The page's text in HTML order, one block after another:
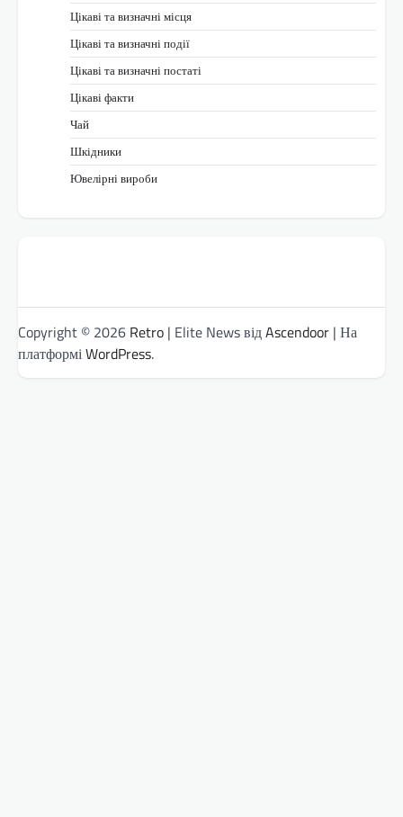
Цікаві та визначні місця
Цікаві та визначні події
Цікаві та визначні постаті
Цікаві факти
Чай
Шкідники
Ювелірні вироби
Copyright © 2026 Retro | Elite News відAscendoor | На
платформіWordPress.